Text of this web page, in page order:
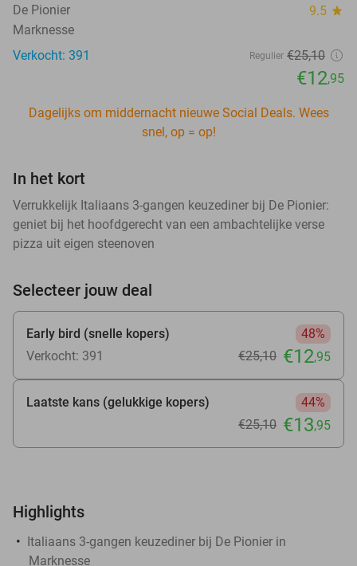
De Pionier 9.5 star
Marknesse
Verkocht: 391
Regulier €25,10
€12,95
Dagelijks om middernacht nieuwe Social Deals. Wees
snel, op = op!
In het kort
Verrukkelijk Italiaans 3-gangen keuzediner bij De Pionier:
geniet bij het hoofdgerecht van een ambachtelijke verse
pizza uit eigen steenoven
Selecteer jouw deal
Early bird (snelle kopers)
48%
Verkocht: 391
€25,10 €12,95
Laatste kans (gelukkige kopers)
44%
€25,10 €13,95
Highlights
Italiaans 3-gangen keuzediner bij De Pionier in
Marknesse